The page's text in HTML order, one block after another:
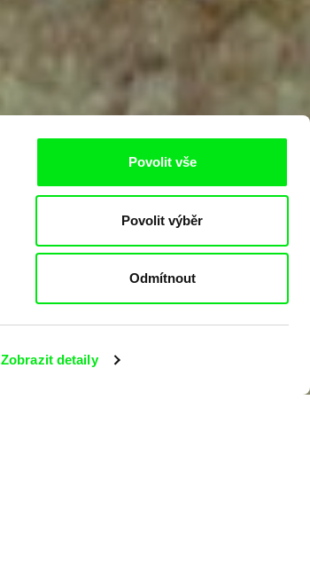
Zobrazit detaily
Povolit vše
Povolit výběr
Odmítnout